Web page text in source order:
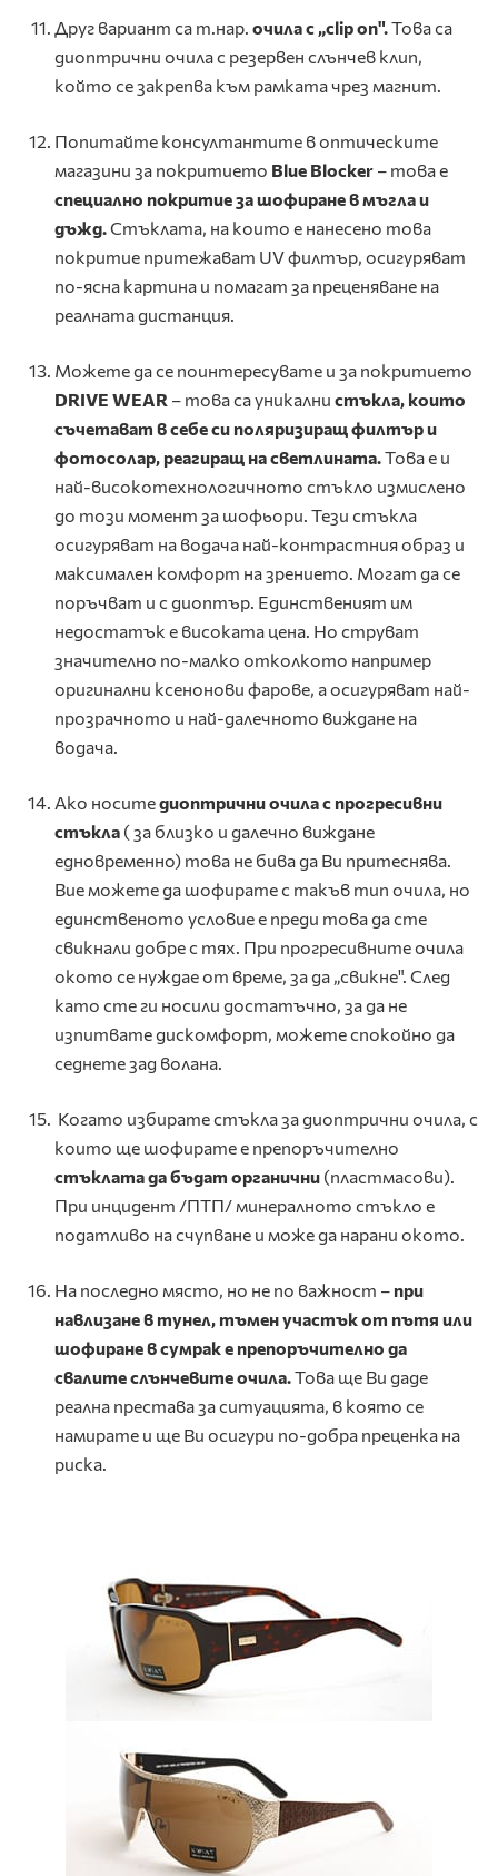
Друг вариант са т.нар.очила с „clipon".Това са
диоптрични очила с резервен слънчев клип,
който се закрепва към рамката чрез магнит.
Попитайте консултантите в оптическите
магазини за покритието Blue Blocker – това е
специално покритие за шофиране в мъгла и
дъжд.Стъклата, на които е нанесено това
покритие притежават UV филтър, осигуряват
по-ясна картина и помагат за преценяване на
реалната дистанция.
Можете да се поинтересувате и за покритието
DRIVE WEAR – това са уникалнистъкла, които
съчетават в себе си поляризиращ филтър и
фотосолар, реагиращ на светлината.Това е и
най-високотехнологичното стъклo измислено
до този момент за шофьори. Тези стъкла
осигуряват на водача най-контрастния образ и
максимален комфорт на зрението. Могат да се
поръчват и с диоптър. Единственият им
недостатък е високата цена. Но струват
значително по-малко отколкото например
оригинални ксенонови фарове, а осигуряват най-
прозрачното и най-далечното виждане на
водача.
Ако носитедиоптрични очила с прогресивни
стъкла ( за близко и далечно виждане
едновременно) това не бива да Ви притеснява.
Вие можете да шофирате с такъв тип очила, но
единственото условие е преди това да сте
свикнали добре с тях. При прогресивните очила
окото се нуждае от време, за да „свикне". След
като сте ги носили достатъчно, за да не
изпитвате дискомфорт, можете спокойно да
седнете зад волана.
Когато избирате стъкла за диоптрични очила, с
които ще шофирате е препоръчително
стъклата да бъдат органични (пластмасови).
При инцидент /ПТП/ минералното стъкло е
податливо на счупване и може да нарани окото.
На последно място, но не по важност – при
навлизане в тунел, тъмен участък от пътя или
шофиране в сумрак е препоръчително да
свалите слънчевите очила.Това ще Ви даде
реална престава за ситуацията, в която се
намирате и ще Ви осигури по-добра преценка на
риска.